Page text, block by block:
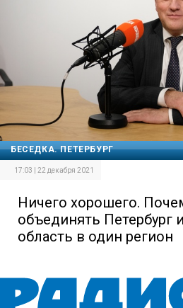
БЕСЕДКА. ПЕТЕРБУРГ
17:03 | 22 декабря 2021
Ничего хорошего.
объединять Петербург
область в один регион